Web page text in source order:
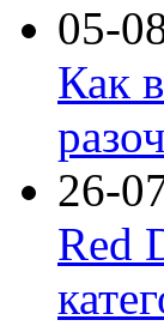
05-
Как
26-
Red